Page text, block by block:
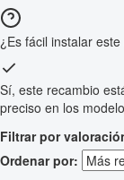
¿Es fácil instalar
Sí, este recambio
preciso en los
Filtrar por
Ordenar por: